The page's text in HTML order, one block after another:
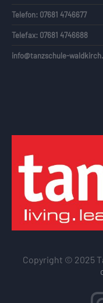
Telefon: 07681 4746677
Telefax: 07681 4746688
info@tanzschule-
Copyright © 2025